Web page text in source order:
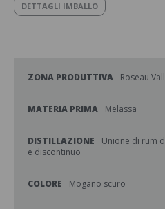
DETTAGLI IMBALLO
ZONA PRODUTTIVA Roseau
MATERIA PRIMA Melassa
DISTILLAZIONE
Unione di rum
e discontinuo
COLORE Mogano scuro